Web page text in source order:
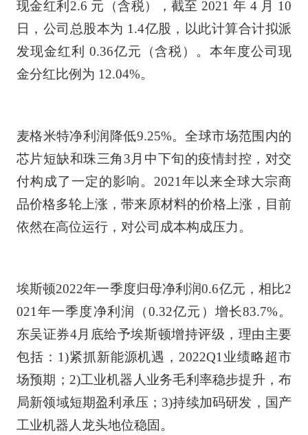
现金红利2.6 元（含税），截至 2021 年 4 月 10
日，公司总股本为 1.4亿股，以此计算合计拟派
发现金红利 0.36亿元（含税）。本年度公司现
金分红比例为 12.04%。
麦格米特净利润降低9.25%。全球市场范围内的
芯片短缺和珠三角3月中下旬的疫情封控，对交
付构成了一定的影响。2021年以来全球大宗商
品价格多轮上涨，带来原材料的价格上涨，目前
依然在高位运行，对公司成本构成压力。
埃斯顿2022年一季度归母净利润0.6亿元，相比2
021年一季度净利润（0.32亿元）增长83.7%。
东吴证券4月底给予埃斯顿增持评级，理由主要
包括：1)紧抓新能源机遇，2022Q1业绩略超市
场预期；2)工业机器人业务毛利率稳步提升，布
局新领域短期盈利承压；3)持续加码研发，国产
工业机器人龙头地位稳固。